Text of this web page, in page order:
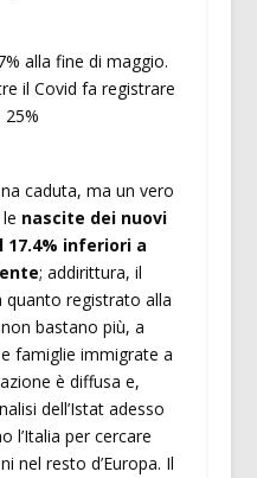
caduta, ma un vero
nascite dei nuovi
inferiori a
; addirittura, il
quanto registrato alla
non bastano più, a
famiglie immigrate a
è diffusa e,
dell’Istat adesso
l’Italia per cercare
nel resto d’Europa. Il